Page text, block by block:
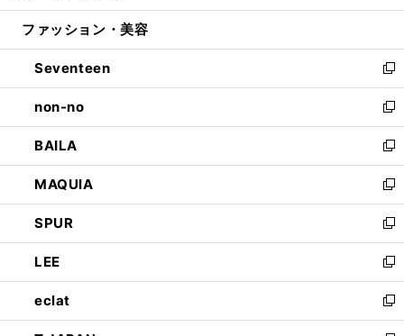
開
ウ
開
く
ン
ウ
で
開
く
ウ
ン
ド
ウ
で
開
く
ファッション・美容
Seventeen
新
し
い
ウ
ィ
ン
ド
ウ
で
開
く
non-no
新
し
い
ウ
ィ
ン
ド
ウ
で
開
く
BAILA
新
し
い
ウ
ィ
ン
ド
ウ
で
開
MAQUIA
新
し
い
ウ
ィ
ン
ド
ウ
SPUR
新
し
い
ウ
ィ
ン
LEE
新
し
い
ウ
eclat
新
し